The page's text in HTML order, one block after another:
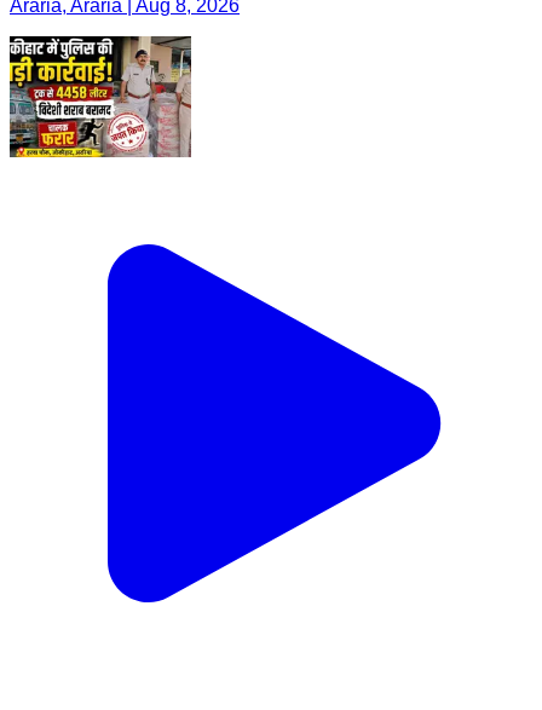
Araria, Araria | Aug 8, 2026